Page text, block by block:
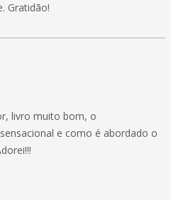
Gratidão!
livro muito bom, o
e como é abordado o